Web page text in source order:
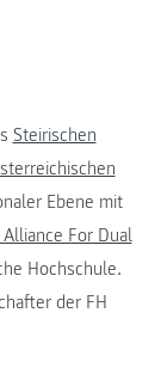
Steirischen
Ebene mit
For Dual
Hochschule.
der FH